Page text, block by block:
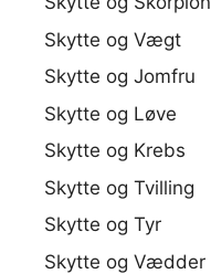
Skytte og Vægt
Skytte og Jomfru
Skytte og Løve
Skytte og Krebs
Skytte og Tvilling
Skytte og Tyr
Skytte og Vædder